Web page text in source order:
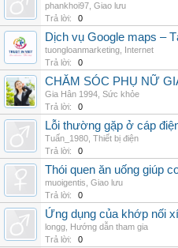
phankhoi97 Giao lưu
Trả lời:
0
Dịch vụ Google maps –
tuongloanmarketing Internet
Trả lời:
0
CHĂM SÓC PHỤ NỮ
Gia Hân 1994 Sức khỏe
Trả lời:
0
Lỗi thường gặp ở cáp
Tuấn_1980 Thiết bị điện
Trả lời:
0
Thói quen ăn uống giúp
muoigentis Giao lưu
Trả lời:
0
Ứng dụng của khớp nối
longg Hướng dẫn tham gia
Trả lời:
0